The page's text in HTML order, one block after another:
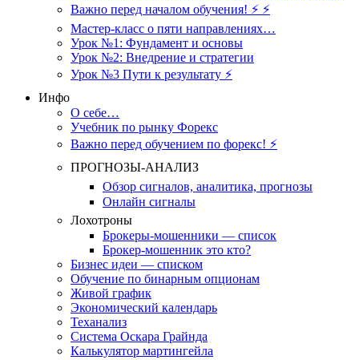
Важно перед началом обучения! ⚡ ⚡
Мастер-класс о пяти направлениях…
Урок №1: Фундамент и основы
Урок №2: Внедрение и стратегии
Урок №3 Пути к результату ⚡️
Инфо
О себе…
Учебник по рынку Форекс
Важно перед обучением по форекс! ⚡
ПРОГНОЗЫ-АНАЛИЗ
Обзор сигналов, аналитика, прогнозы
Онлайн сигналы
Лохотроны
Брокеры-мошенники — список
Брокер-мошенник это кто?
Бизнес идеи — списком
Обучение по бинарным опционам
Живой график
Экономический календарь
Теханализ
Система Оскара Грайнда
Калькулятор мартингейла